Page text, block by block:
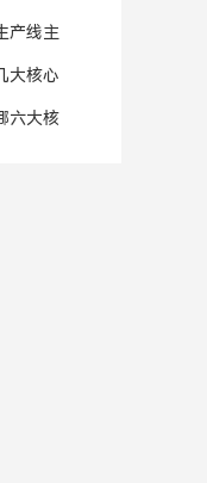
产线主
大核心
六大核